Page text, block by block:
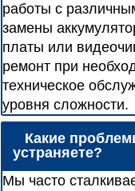
работы с
замены
платы или
ремонт при
техническое
уровня сложности.
Какие
устраняете?
Мы часто